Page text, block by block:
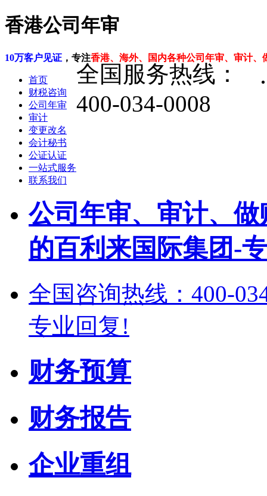
香港公司年审
10万客户见证 ，专注香港、海外、国内各种公司年审、审计、
首页
财税咨询
公司年审
审计
变更改名
会计秘书
公证认证
一站式服务
联系我们
全国服务热线：
400-034-0008
公司年审、审计、
的百利来国际集团-
全国咨询热线：400-
专业回复!
财务预算
财务报告
企业重组